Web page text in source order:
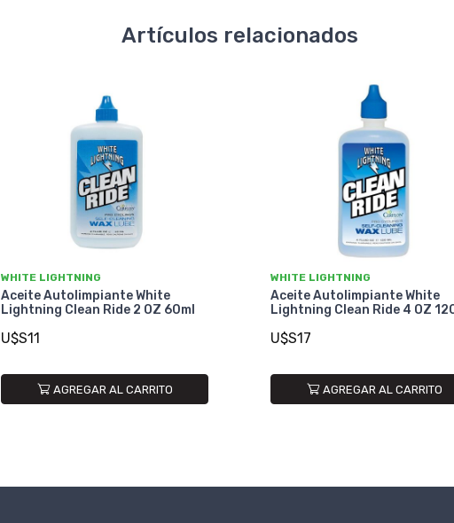
Artículos relacionados
WHITE LIGHTNING
Aceite Autolimpiante White
Lightning Clean Ride 2 OZ 60ml
U$S11
AGREGAR AL CARRITO
WHITE LIGHTNING
Aceite Autolimpiante White
Lightning Clean Ride 4 OZ
U$S17
AGREGAR AL CARRITO